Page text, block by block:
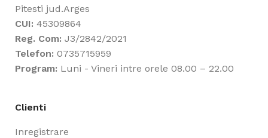
Pitesti jud.Arges
CUI: 45309864
Reg. Com: J3/2842/2021
Telefon: 0735715959
Program: Luni - Vineri intre orele 08.00 – 22.00
Clienti
Inregistrare